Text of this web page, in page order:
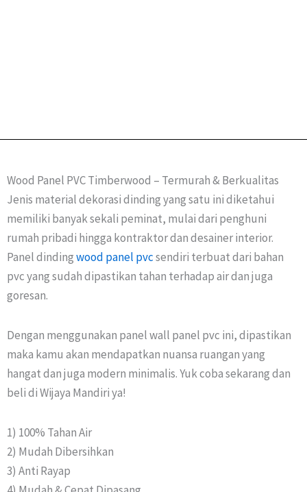
Wood Panel PVC Timberwood – Termurah & Berkualitas
Jenis material dekorasi dinding yang satu ini diketahui
memiliki banyak sekali peminat, mulai dari penghuni
rumah pribadi hingga kontraktor dan desainer interior.
Panel dindingwood panel pvcsendiri terbuat dari bahan
pvc yang sudah dipastikan tahan terhadap air dan juga
goresan.
Dengan menggunakan panel wall panel pvc ini, dipastikan
maka kamu akan mendapatkan nuansa ruangan yang
hangat dan juga modern minimalis. Yuk coba sekarang dan
beli di Wijaya Mandiri ya!
1) 100% Tahan Air
2) Mudah Dibersihkan
3) Anti Rayap